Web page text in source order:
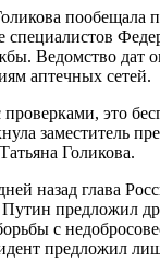
пообещала
Ведомство дат
аптечных сетей.
это
заместитель
Голикова.
назад глава
предложил
с
предложил